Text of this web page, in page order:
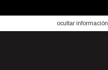
ocultar información